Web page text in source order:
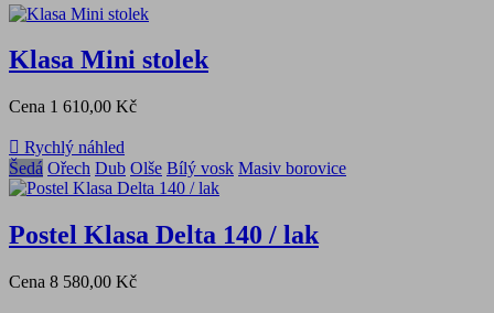
Klasa Mini stolek
Cena 1 610,00 Kč
 Rychlý náhled
Šedá Ořech Dub Olše Bílý vosk Masiv borovice
Postel Klasa Delta 140 / lak
Cena 8 580,00 Kč